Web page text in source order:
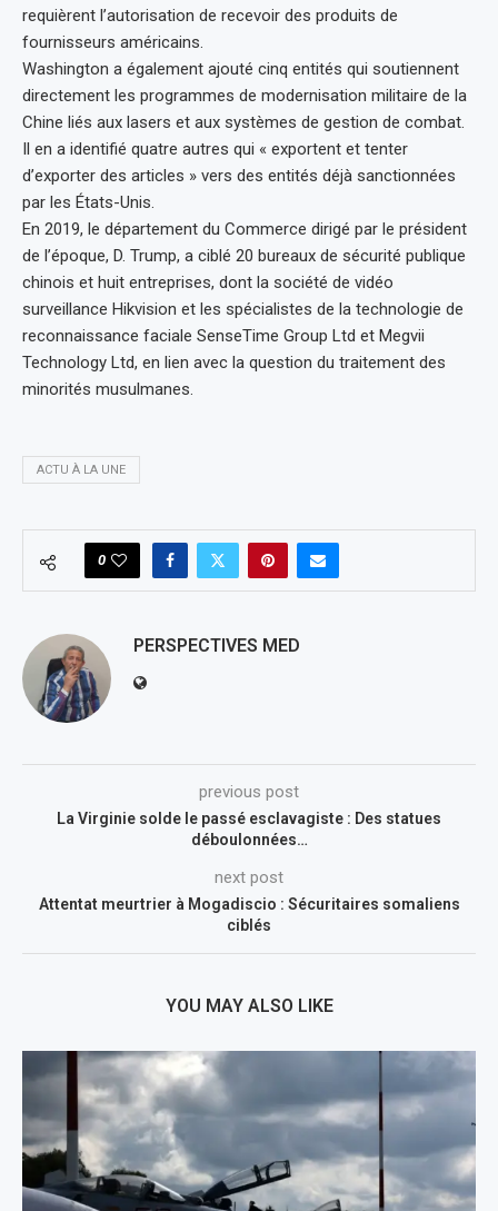
requièrent l’autorisation de recevoir des produits de
fournisseurs américains.
Washington a également ajouté cinq entités qui soutiennent
directement les programmes de modernisation militaire de la
Chine liés aux lasers et aux systèmes de gestion de combat.
Il en a identifié quatre autres qui « exportent et tenter
d’exporter des articles » vers des entités déjà sanctionnées
par les États-Unis.
En 2019, le département du Commerce dirigé par le président
de l’époque, D. Trump, a ciblé 20 bureaux de sécurité publique
chinois et huit entreprises, dont la société de vidéo
surveillance Hikvision et les spécialistes de la technologie de
reconnaissance faciale SenseTime Group Ltd et Megvii
Technology Ltd, en lien avec la question du traitement des
minorités musulmanes.
ACTU À LA UNE
0
PERSPECTIVES MED
previous post
La Virginie solde le passé esclavagiste : Des statues
déboulonnées…
next post
Attentat meurtrier à Mogadiscio : Sécuritaires somaliens
ciblés
YOU MAY ALSO LIKE